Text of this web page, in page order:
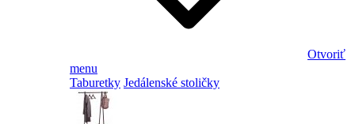
Otvoriť
menu
Taburetky Jedálenské stoličky